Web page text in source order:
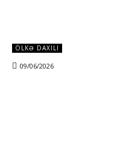
ÖLKƏ DAXILI
09/06/2026